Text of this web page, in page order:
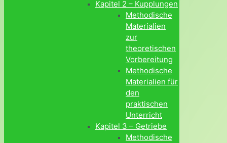
Kapitel 2 – Kupplungen
Methodische
Materialien
zur
theoretischen
Vorbereitung
Methodische
Materialien für
den
praktischen
Unterricht
Kapitel 3 – Getriebe
Methodische